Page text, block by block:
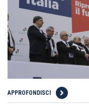
APPROFONDISCI